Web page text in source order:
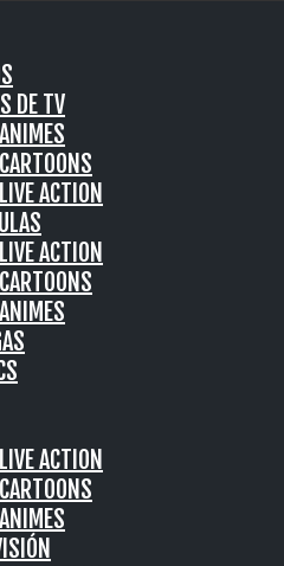
DE TV
ANIMES
CARTOONS
LIVE ACTION
LIVE ACTION
CARTOONS
ANIMES
LIVE ACTION
CARTOONS
ANIMES